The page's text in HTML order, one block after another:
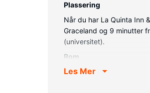
Plassering
Når du har La Quinta Inn
Graceland og 9 minutter
(universitet).
Rom
Føl deg som hjemme i et
Les Mer